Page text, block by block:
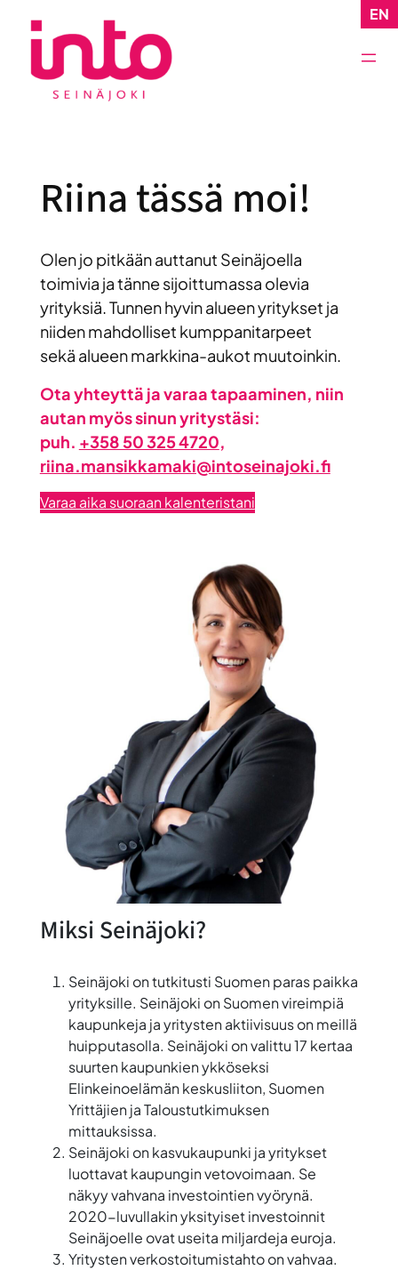
sisältöön
EN
Riina tässä moi!
Olen jo pitkään auttanut Seinäjoella
toimivia ja tänne sijoittumassa olevia
yrityksiä. Tunnen hyvin alueen yritykset ja
niiden mahdolliset kumppanitarpeet
sekä alueen markkina-aukot muutoinkin.
Ota yhteyttä ja varaa tapaaminen, niin
autan myös sinun yritystäsi:
puh. +358 50 325 4720,
riina.mansikkamaki@intoseinajoki.fi
Varaa aika suoraan kalenteristani
Miksi Seinäjoki?
Seinäjoki on tutkitusti Suomen paras paikka
yrityksille. Seinäjoki on Suomen vireimpiä
kaupunkeja ja yritysten aktiivisuus on meillä
huipputasolla. Seinäjoki on valittu 17 kertaa
suurten kaupunkien ykköseksi
Elinkeinoelämän keskusliiton, Suomen
Yrittäjien ja Taloustutkimuksen
mittauksissa.
Seinäjoki on kasvukaupunki ja yritykset
luottavat kaupungin vetovoimaan. Se
näkyy vahvana investointien vyörynä.
2020-luvullakin yksityiset investoinnit
Seinäjoelle ovat useita miljardeja euroja.
Yritysten verkostoitumistahto on vahvaa.